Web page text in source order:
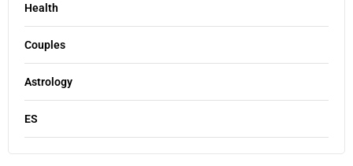
Health
Couples
Astrology
ES